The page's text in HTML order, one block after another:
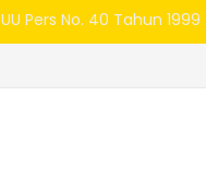
UU Pers No. 40 Tahun 1999